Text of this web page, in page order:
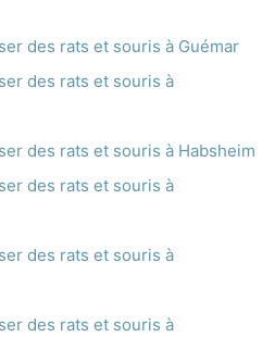
des rats et souris à Guémar
des rats et souris à
des rats et souris à Habsheim
des rats et souris à
des rats et souris à
des rats et souris à